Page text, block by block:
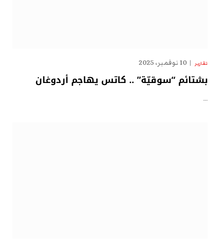
تقارير 10 نوفمبر، 2025
بشتائم “سوقيّة” .. كاتس يهاجم أردوغان
…